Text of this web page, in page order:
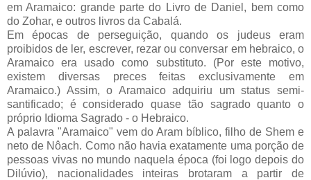
em Aramaico: grande parte do Livro de Daniel, bem como
do Zohar, e outros livros da Cabalá.
Em épocas de perseguição, quando os judeus eram
proibidos de ler, escrever, rezar ou conversar em hebraico, o
Aramaico era usado como substituto. (Por este motivo,
existem diversas preces feitas exclusivamente em
Aramaico.) Assim, o Aramaico adquiriu um status semi-
santificado; é considerado quase tão sagrado quanto o
próprio Idioma Sagrado - o Hebraico.
A palavra "Aramaico" vem do Aram bíblico, filho de Shem e
neto de Nôach. Como não havia exatamente uma porção de
pessoas vivas no mundo naquela época (foi logo depois do
Dilúvio), nacionalidades inteiras brotaram a partir de